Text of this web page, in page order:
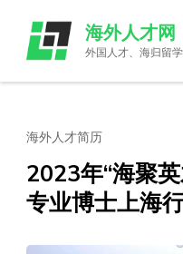
content
(Press
海外人才网
外国人才、海归留
海外人才简历
2023年“海聚
专业博士上海